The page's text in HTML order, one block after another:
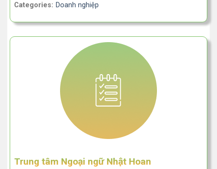
Categories: Doanh nghiệp
Trung tâm Ngoại ngữ Nhật Hoan